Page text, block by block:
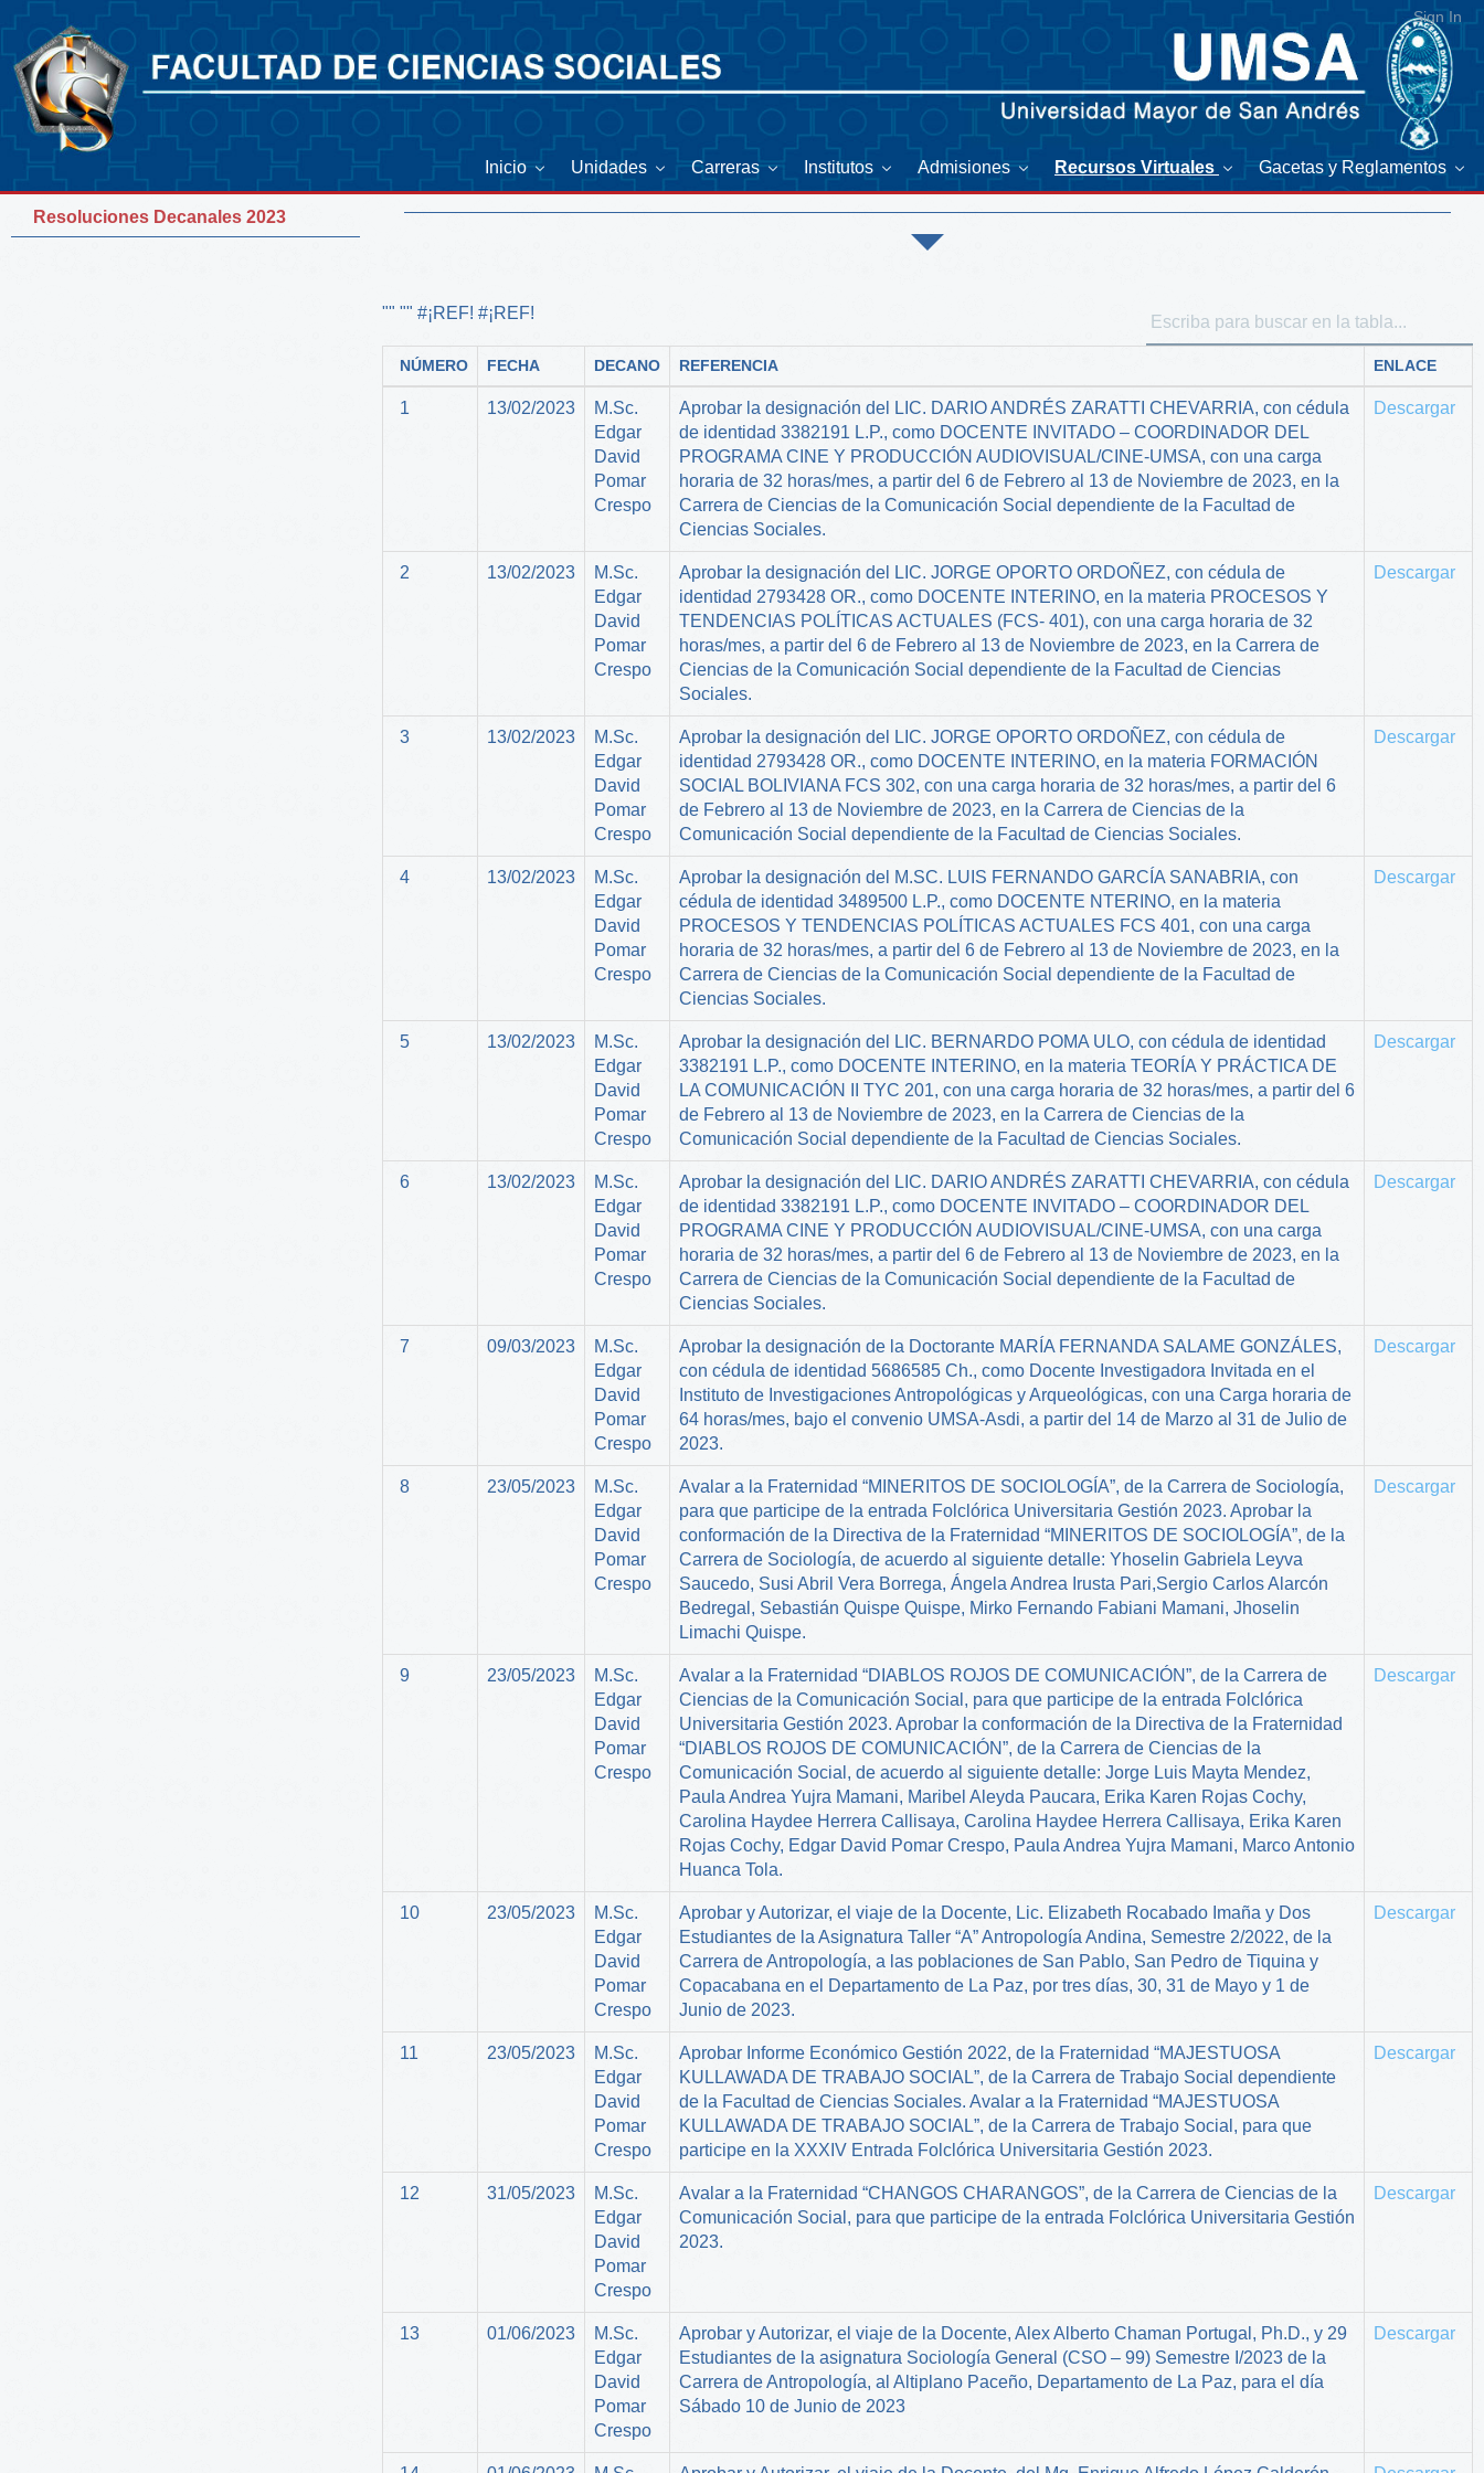
Sign In
Inicio Unidades Carreras Institutos Admisiones Recursos Virtuales Gacetas y Reglamentos
Resoluciones Decanales 2023
"" "" #¡REF! #¡REF!
NÚMERO FECHA DECANO REFERENCIA ENLACE
1 13/02/2023
M.Sc.
Edgar
David
Pomar
Crespo
Aprobar la designación del LIC. DARIO ANDRÉS ZARATTI CHEVARRIA, con cédula
de identidad 3382191 L.P., como DOCENTE INVITADO – COORDINADOR DEL
PROGRAMA CINE Y PRODUCCIÓN AUDIOVISUAL/CINE-UMSA, con una carga
horaria de 32 horas/mes, a partir del 6 de Febrero al 13 de Noviembre de 2023, en la
Carrera de Ciencias de la Comunicación Social dependiente de la Facultad de
Ciencias Sociales.
Descargar
2 13/02/2023
M.Sc.
Edgar
David
Pomar
Crespo
Aprobar la designación del LIC. JORGE OPORTO ORDOÑEZ, con cédula de
identidad 2793428 OR., como DOCENTE INTERINO, en la materia PROCESOS Y
TENDENCIAS POLÍTICAS ACTUALES (FCS- 401), con una carga horaria de 32
horas/mes, a partir del 6 de Febrero al 13 de Noviembre de 2023, en la Carrera de
Ciencias de la Comunicación Social dependiente de la Facultad de Ciencias
Sociales.
Descargar
3 13/02/2023
M.Sc.
Edgar
David
Pomar
Crespo
Aprobar la designación del LIC. JORGE OPORTO ORDOÑEZ, con cédula de
identidad 2793428 OR., como DOCENTE INTERINO, en la materia FORMACIÓN
SOCIAL BOLIVIANA FCS 302, con una carga horaria de 32 horas/mes, a partir del 6
de Febrero al 13 de Noviembre de 2023, en la Carrera de Ciencias de la
Comunicación Social dependiente de la Facultad de Ciencias Sociales.
Descargar
4 13/02/2023
M.Sc.
Edgar
David
Pomar
Crespo
Aprobar la designación del M.SC. LUIS FERNANDO GARCÍA SANABRIA, con
cédula de identidad 3489500 L.P., como DOCENTE NTERINO, en la materia
PROCESOS Y TENDENCIAS POLÍTICAS ACTUALES FCS 401, con una carga
horaria de 32 horas/mes, a partir del 6 de Febrero al 13 de Noviembre de 2023, en la
Carrera de Ciencias de la Comunicación Social dependiente de la Facultad de
Ciencias Sociales.
Descargar
5 13/02/2023
M.Sc.
Edgar
David
Pomar
Crespo
Aprobar la designación del LIC. BERNARDO POMA ULO, con cédula de identidad
3382191 L.P., como DOCENTE INTERINO, en la materia TEORÍA Y PRÁCTICA DE
LA COMUNICACIÓN II TYC 201, con una carga horaria de 32 horas/mes, a partir del 6
de Febrero al 13 de Noviembre de 2023, en la Carrera de Ciencias de la
Comunicación Social dependiente de la Facultad de Ciencias Sociales.
Descargar
6 13/02/2023
M.Sc.
Edgar
David
Pomar
Crespo
Aprobar la designación del LIC. DARIO ANDRÉS ZARATTI CHEVARRIA, con cédula
de identidad 3382191 L.P., como DOCENTE INVITADO – COORDINADOR DEL
PROGRAMA CINE Y PRODUCCIÓN AUDIOVISUAL/CINE-UMSA, con una carga
horaria de 32 horas/mes, a partir del 6 de Febrero al 13 de Noviembre de 2023, en la
Carrera de Ciencias de la Comunicación Social dependiente de la Facultad de
Ciencias Sociales.
Descargar
7 09/03/2023
M.Sc.
Edgar
David
Pomar
Crespo
Aprobar la designación de la Doctorante MARÍA FERNANDA SALAME GONZÁLES,
con cédula de identidad 5686585 Ch., como Docente Investigadora Invitada en el
Instituto de Investigaciones Antropológicas y Arqueológicas, con una Carga horaria de
64 horas/mes, bajo el convenio UMSA-Asdi, a partir del 14 de Marzo al 31 de Julio de
2023.
Descargar
8 23/05/2023
M.Sc.
Edgar
David
Pomar
Crespo
Avalar a la Fraternidad “MINERITOS DE SOCIOLOGÍA”, de la Carrera de Sociología,
para que participe de la entrada Folclórica Universitaria Gestión 2023. Aprobar la
conformación de la Directiva de la Fraternidad “MINERITOS DE SOCIOLOGÍA”, de la
Carrera de Sociología, de acuerdo al siguiente detalle: Yhoselin Gabriela Leyva
Saucedo, Susi Abril Vera Borrega, Ángela Andrea Irusta Pari,Sergio Carlos Alarcón
Bedregal, Sebastián Quispe Quispe, Mirko Fernando Fabiani Mamani, Jhoselin
Limachi Quispe.
Descargar
9 23/05/2023
M.Sc.
Edgar
David
Pomar
Crespo
Avalar a la Fraternidad “DIABLOS ROJOS DE COMUNICACIÓN”, de la Carrera de
Ciencias de la Comunicación Social, para que participe de la entrada Folclórica
Universitaria Gestión 2023. Aprobar la conformación de la Directiva de la Fraternidad
“DIABLOS ROJOS DE COMUNICACIÓN”, de la Carrera de Ciencias de la
Comunicación Social, de acuerdo al siguiente detalle: Jorge Luis Mayta Mendez,
Paula Andrea Yujra Mamani, Maribel Aleyda Paucara, Erika Karen Rojas Cochy,
Carolina Haydee Herrera Callisaya, Carolina Haydee Herrera Callisaya, Erika Karen
Rojas Cochy, Edgar David Pomar Crespo, Paula Andrea Yujra Mamani, Marco Antonio
Huanca Tola.
Descargar
10 23/05/2023
M.Sc.
Edgar
David
Pomar
Crespo
Aprobar y Autorizar, el viaje de la Docente, Lic. Elizabeth Rocabado Imaña y Dos
Estudiantes de la Asignatura Taller “A” Antropología Andina, Semestre 2/2022, de la
Carrera de Antropología, a las poblaciones de San Pablo, San Pedro de Tiquina y
Copacabana en el Departamento de La Paz, por tres días, 30, 31 de Mayo y 1 de
Junio de 2023.
Descargar
11 23/05/2023
M.Sc.
Edgar
David
Pomar
Crespo
Aprobar Informe Económico Gestión 2022, de la Fraternidad “MAJESTUOSA
KULLAWADA DE TRABAJO SOCIAL”, de la Carrera de Trabajo Social dependiente
de la Facultad de Ciencias Sociales. Avalar a la Fraternidad “MAJESTUOSA
KULLAWADA DE TRABAJO SOCIAL”, de la Carrera de Trabajo Social, para que
participe en la XXXIV Entrada Folclórica Universitaria Gestión 2023.
Descargar
12 31/05/2023
M.Sc.
Edgar
David
Pomar
Crespo
Avalar a la Fraternidad “CHANGOS CHARANGOS”, de la Carrera de Ciencias de la
Comunicación Social, para que participe de la entrada Folclórica Universitaria Gestión
2023.
Descargar
13 01/06/2023
M.Sc.
Edgar
David
Pomar
Crespo
Aprobar y Autorizar, el viaje de la Docente, Alex Alberto Chaman Portugal, Ph.D., y 29
Estudiantes de la asignatura Sociología General (CSO – 99) Semestre I/2023 de la
Carrera de Antropología, al Altiplano Paceño, Departamento de La Paz, para el día
Sábado 10 de Junio de 2023
Descargar